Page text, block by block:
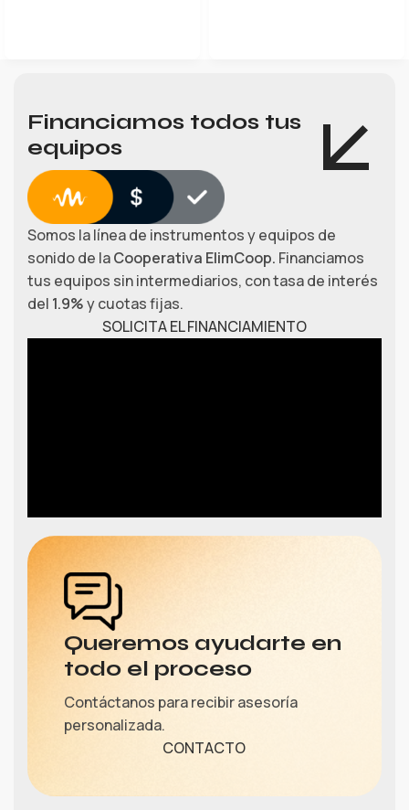
Financiamos todos tus
equipos
Somos la línea de instrumentos y equipos de
sonido de laCooperativa ElimCoop. Financiamos
tus equipos sin intermediarios, con tasa de interés
del 1.9%y cuotas fijas.
SOLICITA EL FINANCIAMIENTO
Queremos ayudarte en
todo el proceso
Contáctanos para recibir asesoría
personalizada.
CONTACTO